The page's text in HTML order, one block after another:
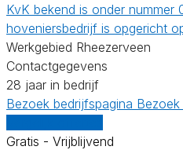
KvK bekend is onder nummer
hoveniersbedrijf is opgericht
Werkgebied Rheezerveen
Contactgegevens
28 jaar in bedrijf
Bezoek bedrijfspagina
Gratis - Vrijblijvend